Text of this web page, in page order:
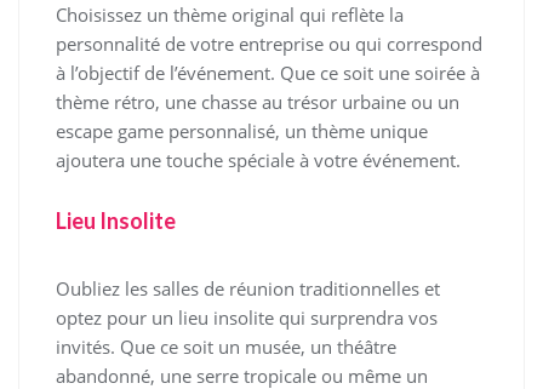
Choisissez un thème original qui reflète la
personnalité de votre entreprise ou qui correspond
à l’objectif de l’événement. Que ce soit une soirée à
thème rétro, une chasse au trésor urbaine ou un
escape game personnalisé, un thème unique
ajoutera une touche spéciale à votre événement.
Lieu Insolite
Oubliez les salles de réunion traditionnelles et
optez pour un lieu insolite qui surprendra vos
invités. Que ce soit un musée, un théâtre
abandonné, une serre tropicale ou même un